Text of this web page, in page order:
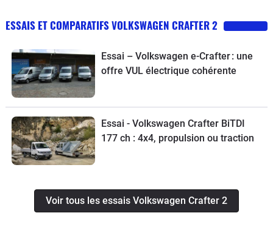
ESSAIS ET COMPARATIFS VOLKSWAGEN CRAFTER 2
Essai – Volkswagen e-Crafter : une
offre VUL électrique cohérente
Essai - Volkswagen Crafter BiTDI
177 ch : 4x4, propulsion ou traction
Voir tous les essais Volkswagen Crafter 2